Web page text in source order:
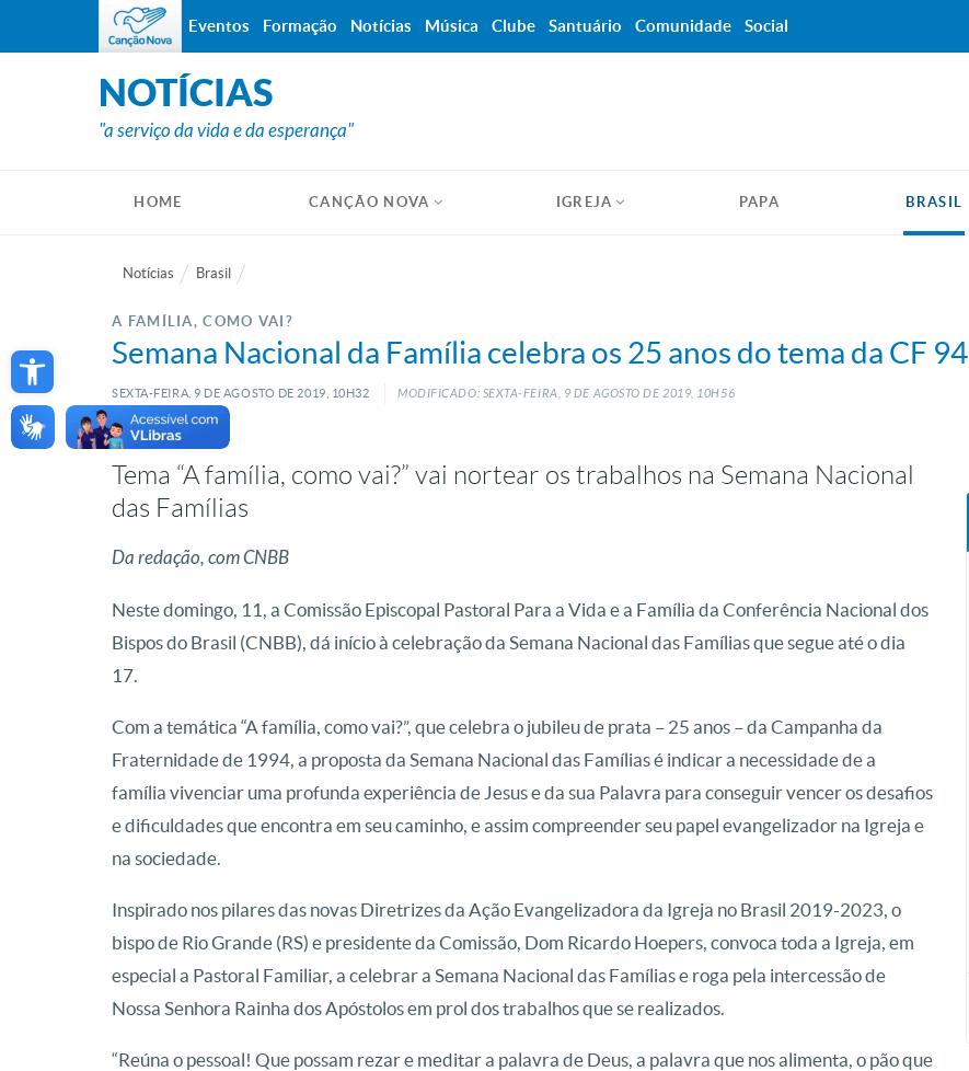
Open toolbar
NOTÍCIAS
"a serviço da vida e da esperança"
HOME CANÇÃO NOVA IGREJA PAPA BRASIL
Notícias Brasil
A FAMÍLIA, COMO VAI?
Semana Nacional da Família celebra os 25 anos do tema da CF 94
SEXTA-FEIRA, 9 DE AGOSTO DE 2019, 10H32 MODIFICADO: SEXTA-FEIRA, 9DE AGOSTO DE2019, 10H56
Tema “A família, como vai?” vai nortear os trabalhos na Semana Nacional
das Famílias
Da redação, com CNBB
Neste domingo, 11, a Comissão Episcopal Pastoral Para a Vida e a Família da Conferência Nacional dos
Bispos do Brasil (CNBB), dá início à celebração da Semana Nacional das Famílias que segue até o dia
17.
Com a temática “A família, como vai?”, que celebra o jubileu de prata – 25 anos – da Campanha da
Fraternidade de 1994, a proposta da Semana Nacional das Famílias é indicar a necessidade de a
família vivenciar uma profunda experiência de Jesus e da sua Palavra para conseguir vencer os desafios
e dificuldades que encontra em seu caminho, e assim compreender seu papel evangelizador na Igreja e
na sociedade.
Inspirado nos pilares das novas Diretrizes da Ação Evangelizadora da Igreja no Brasil 2019-2023, o
bispo de Rio Grande (RS) e presidente da Comissão, Dom Ricardo Hoepers, convoca toda a Igreja, em
especial a Pastoral Familiar, a celebrar a Semana Nacional das Famílias e roga pela intercessão de
Nossa Senhora Rainha dos Apóstolos em prol dos trabalhos que se realizados.
“Reúna o pessoal! Que possam rezar e meditar a palavra de Deus, a palavra que nos alimenta, o pão que
Eventos Formação Notícias Música Clube Santuário Comunidade Social